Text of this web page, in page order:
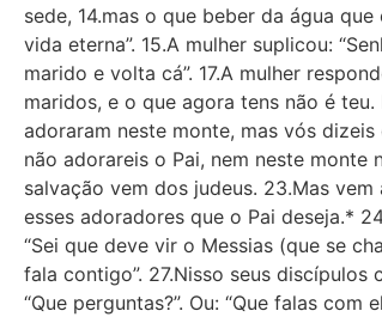
sede, 14.mas o que beber da água
vida eterna”. 15.A mulher suplicou:
marido e volta cá”. 17.A mulher
maridos, e o que agora tens não é teu.
adoraram neste monte, mas vós dizeis
não adorareis o Pai, nem neste monte
salvação vem dos judeus. 23.Mas
esses adoradores que o Pai deseja.*
“Sei que deve vir o Messias (que se
fala contigo”. 27.Nisso seus
“Que perguntas?”. Ou: “Que falas